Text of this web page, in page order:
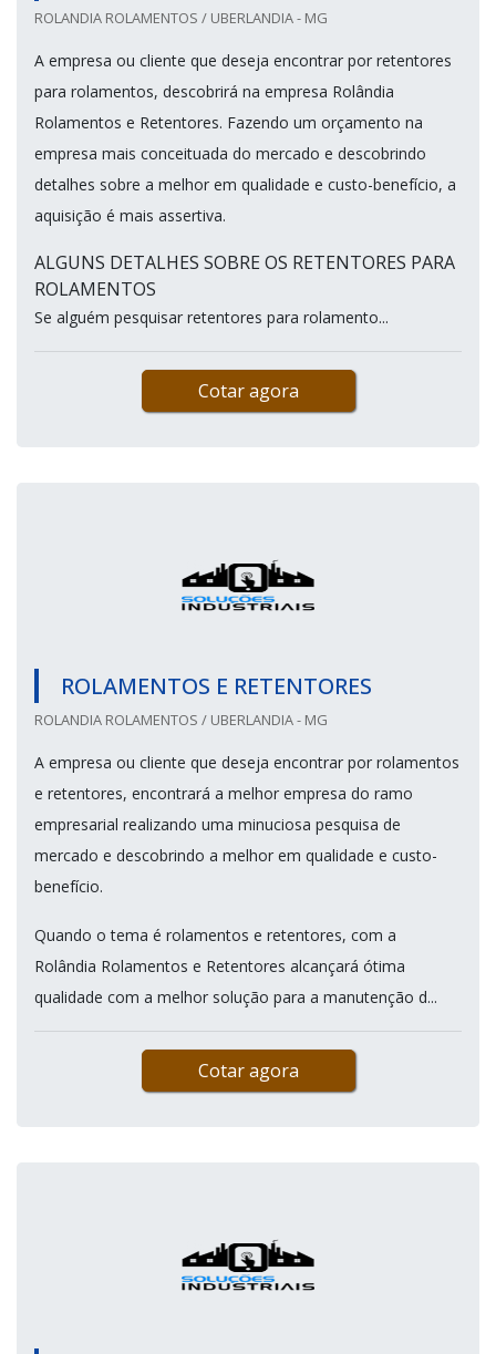
ROLANDIA ROLAMENTOS / UBERLANDIA - MG
A empresa ou cliente que deseja encontrar por retentores
para rolamentos, descobrirá na empresa Rolândia
Rolamentos e Retentores. Fazendo um orçamento na
empresa mais conceituada do mercado e descobrindo
detalhes sobre a melhor em qualidade e custo-benefício, a
aquisição é mais assertiva.
ALGUNS DETALHES SOBRE OS RETENTORES PARA
ROLAMENTOS
Se alguém pesquisar retentores para rolamento...
Cotar agora
ROLAMENTOS E RETENTORES
ROLANDIA ROLAMENTOS / UBERLANDIA - MG
A empresa ou cliente que deseja encontrar por rolamentos
e retentores, encontrará a melhor empresa do ramo
empresarial realizando uma minuciosa pesquisa de
mercado e descobrindo a melhor em qualidade e custo-
benefício.
Quando o tema é rolamentos e retentores, com a
Rolândia Rolamentos e Retentores alcançará ótima
qualidade com a melhor solução para a manutenção d...
Cotar agora